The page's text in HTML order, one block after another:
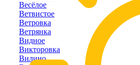
Весёлое
Ветвистое
Ветровка
Ветрянка
Видное
Викторовка
Вилино